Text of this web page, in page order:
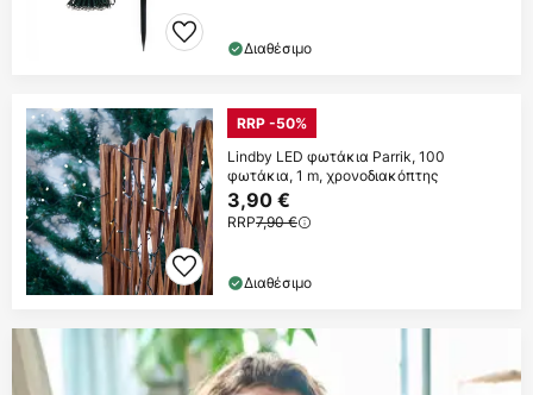
Διαθέσιμο
RRP -50%
Lindby LED φωτάκια Parrik, 100
φωτάκια, 1 m, χρονοδιακόπτης
3,90 €
RRP7,90 €
Διαθέσιμο